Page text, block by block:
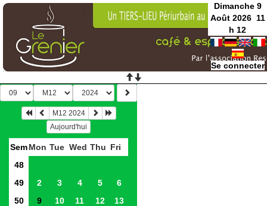
Dimanche 9
Août 2026 11
h 12
Se connecter
M12 2024
Aujourd'hui
SemMon Tue Wed Thu Fri
48
49
2 3 4 5
6
50
9 10 11 12
13